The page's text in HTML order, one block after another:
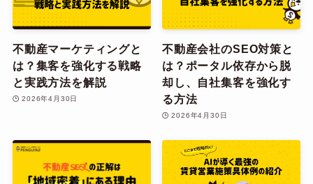
不動産マーケティングと
は？集客を強化する戦略
と実践方法を解説
2026年4月30日
不動産会社のSEO対策と
は？ポータル依存から脱
却し、自社集客を強化す
る方法
2026年4月30日